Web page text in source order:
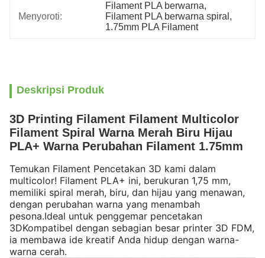
Menyoroti:
Filament PLA berwarna,
Filament PLA berwarna spiral ,
1.75mm PLA Filament
Deskripsi Produk
3D Printing Filament Filament Multicolor
Filament Spiral Warna Merah Biru Hijau
PLA+ Warna Perubahan Filament 1.75mm
Temukan Filament Pencetakan 3D kami dalam
multicolor! Filament PLA+ ini, berukuran 1,75 mm,
memiliki spiral merah, biru, dan hijau yang menawan,
dengan perubahan warna yang menambah
pesona.Ideal untuk penggemar pencetakan
3DKompatibel dengan sebagian besar printer 3D FDM,
ia membawa ide kreatif Anda hidup dengan warna-
warna cerah.